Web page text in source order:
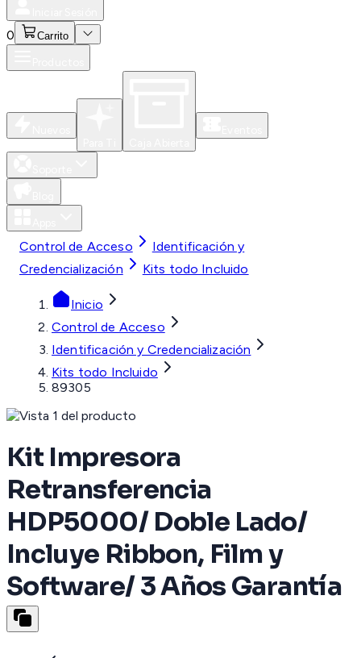
0 Carrito
Control de Acceso
Identificación y
Credencialización
Kits todo Incluido
Inicio
Control de Acceso
Identificación y Credencialización
Kits todo Incluido
89305
Kit Impresora
Retransferencia
HDP5000/ Doble Lado/
Incluye Ribbon, Film y
Software/ 3 Años Garantía